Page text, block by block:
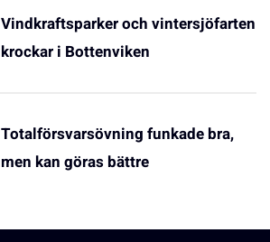
Vindkraftsparker och vintersjöfarten
krockar i Bottenviken
Totalförsvarsövning funkade bra,
men kan göras bättre